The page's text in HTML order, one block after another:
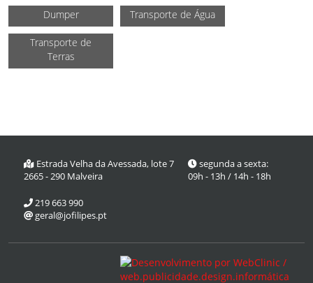
Dumper Transporte de Água
Transporte de
Terras
Estrada Velha da Avessada, lote 7
2665 - 290 Malveira
segunda a sexta:
09h - 13h / 14h - 18h
219 663 990
geral@jofilipes.pt